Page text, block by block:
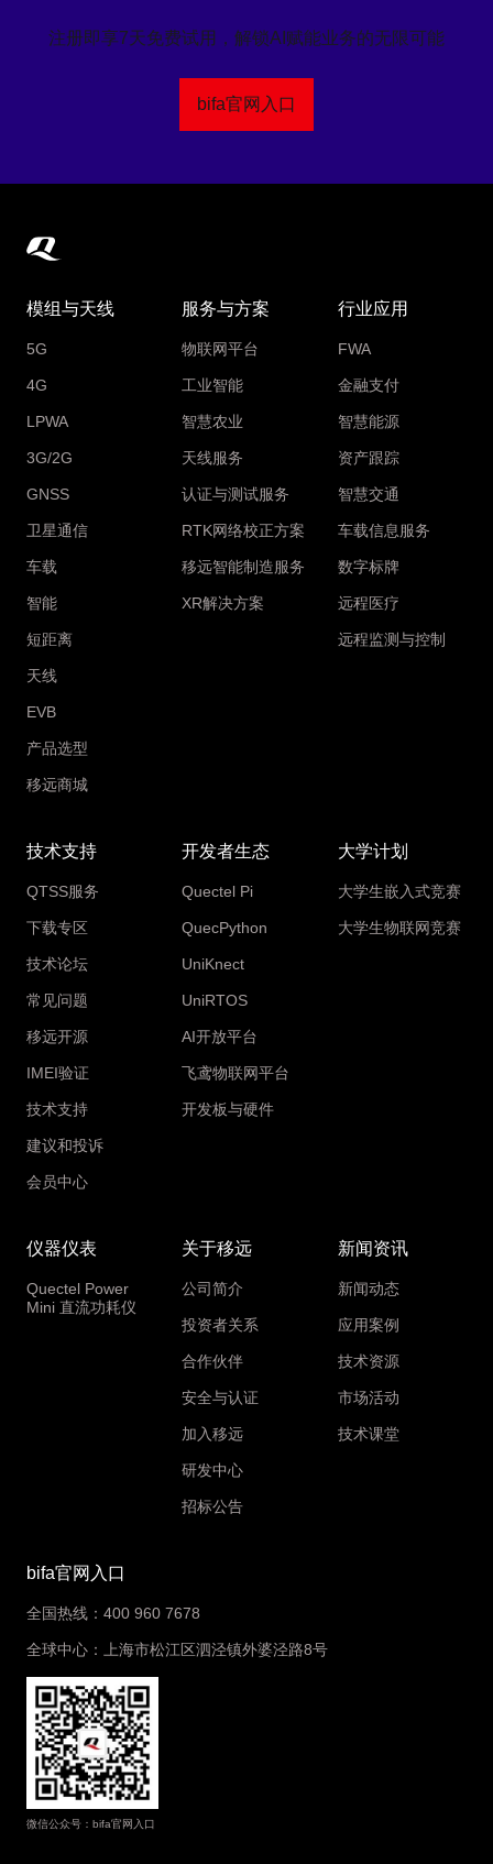
注册即享7天免费试用，解锁AI赋能业务的无限可能
bifa官网入口
模组与天线
5G
4G
LPWA
3G/2G
GNSS
卫星通信
车载
智能
短距离
天线
EVB
产品选型
移远商城
服务与方案
物联网平台
工业智能
智慧农业
天线服务
认证与测试服务
RTK网络校正方案
移远智能制造服务
XR解决方案
行业应用
FWA
金融支付
智慧能源
资产跟踪
智慧交通
车载信息服务
数字标牌
远程医疗
远程监测与控制
技术支持
QTSS服务
下载专区
技术论坛
常见问题
移远开源
IMEI验证
技术支持
建议和投诉
会员中心
开发者生态
Quectel Pi
QuecPython
UniKnect
UniRTOS
AI开放平台
飞鸢物联网平台
开发板与硬件
大学计划
大学生嵌入式竞赛
大学生物联网竞赛
仪器仪表
Quectel Power
Mini 直流功耗仪
关于移远
公司简介
投资者关系
合作伙伴
安全与认证
加入移远
研发中心
招标公告
新闻资讯
新闻动态
应用案例
技术资源
市场活动
技术课堂
bifa官网入口
全国热线：400 960 7678
全球中心：上海市松江区泗泾镇外婆泾路8号
微信公众号：bifa官网入口